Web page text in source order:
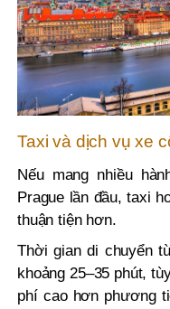
Taxi và dịch vụ xe
Nếu mang nhiều
Prague lần đầu, taxi
thuận tiện hơn.
Thời gian di chuyển
khoảng 25–35 phút,
phí cao hơn phương